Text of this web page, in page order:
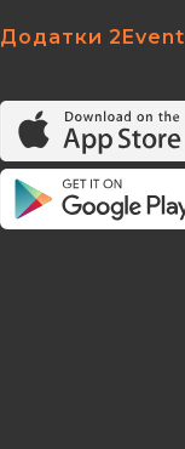
Додатки 2Event